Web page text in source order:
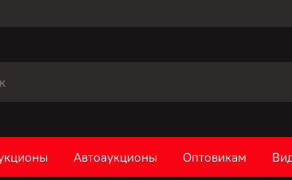
Автоаукционы Оптовикам